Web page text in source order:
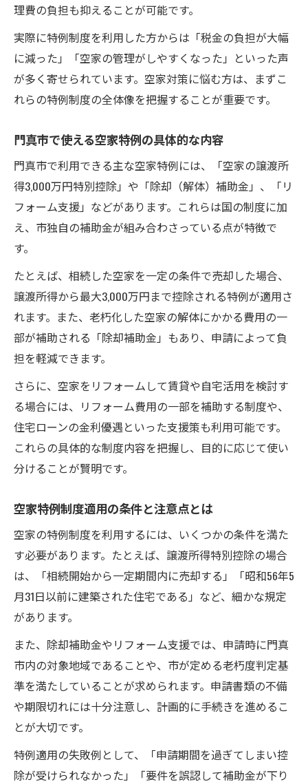
理費の負担も抑えることが可能です。
実際に特例制度を利用した方からは「税金の負担が大幅
に減った」「空家の管理がしやすくなった」といった声
が多く寄せられています。空家対策に悩む方は、まずこ
れらの特例制度の全体像を把握することが重要です。
門真市で使える空家特例の具体的な内容
門真市で利用できる主な空家特例には、「空家の譲渡所
得3,000万円特別控除」や「除却（解体）補助金」、「リ
フォーム支援」などがあります。これらは国の制度に加
え、市独自の補助金が組み合わさっている点が特徴で
す。
たとえば、相続した空家を一定の条件で売却した場合、
譲渡所得から最大3,000万円まで控除される特例が適用さ
れます。また、老朽化した空家の解体にかかる費用の一
部が補助される「除却補助金」もあり、申請によって負
担を軽減できます。
さらに、空家をリフォームして賃貸や自宅活用を検討す
る場合には、リフォーム費用の一部を補助する制度や、
住宅ローンの金利優遇といった支援策も利用可能です。
これらの具体的な制度内容を把握し、目的に応じて使い
分けることが賢明です。
空家特例制度適用の条件と注意点とは
空家の特例制度を利用するには、いくつかの条件を満た
す必要があります。たとえば、譲渡所得特別控除の場合
は、「相続開始から一定期間内に売却する」「昭和56年5
月31日以前に建築された住宅である」など、細かな規定
があります。
また、除却補助金やリフォーム支援では、申請時に門真
市内の対象地域であることや、市が定める老朽度判定基
準を満たしていることが求められます。申請書類の不備
や期限切れには十分注意し、計画的に手続きを進めるこ
とが大切です。
特例適用の失敗例として、「申請期間を過ぎてしまい控
除が受けられなかった」「要件を誤認して補助金が下り